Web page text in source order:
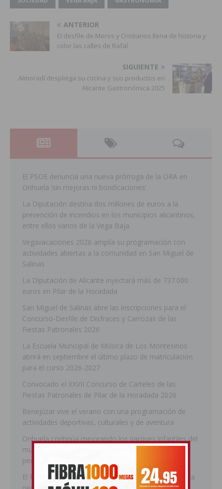
ANTERIOR
El desfile de Moros y Cristianos llena de historia y
color las calles de Rafal
SIGUIENTE
Almoradí despliega su cocina y sus productos en
Alicante Gastronómica 2025
El PSOE denuncia una nueva prórroga de la ORA en
Orihuela ‘sin mejoras ni bonificaciones’
La Diputación destina dos millones de euros a la
prevención de incendios en los municipios alicantinos,
entre ellos varios de la Vega Baja
Vegavacaciones 2026 amplía su programación con
actividades abiertas a la comunidad en San Miguel de
Salinas
La Diputación de Alicante inyectará más de 737.000
euros en Pilar de la Horadada
San Miguel de Salinas abre las inscripciones para el
Concurso-Desfile de Disfraces y Carrozas de las
Fiestas Patronales 2026
La Escuela Municipal de Música de Los Montesinos
abrirá en septiembre el último plazo de matriculación
para el curso 2026-2027
Convocado el XXVII Concurso de Carteles de las
Fiestas Patronales de Pilar de la Horadada 2026
Benejúzar vive el verano con una programación de
actividades deportivas, culturales y de aventura
Orihuela continúa mejorando los parques infantiles del
municipio con nuevas actuaciones en la costa y las
pedanías
El PP de Guardamar lleva al Pleno dos mociones para